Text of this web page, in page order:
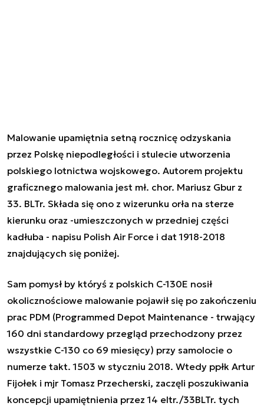
Malowanie upamiętnia setną rocznicę odzyskania
przez Polskę niepodległości i stulecie utworzenia
polskiego lotnictwa wojskowego. Autorem projektu
graficznego malowania jest mł. chor. Mariusz Gbur z
33. BLTr. Składa się ono z wizerunku orła na sterze
kierunku oraz -umieszczonych w przedniej części
kadłuba - napisu Polish Air Force i dat 1918-2018
znajdujących się poniżej.
Sam pomysł by któryś z polskich C-130E nosił
okolicznościowe malowanie pojawił się po zakończeniu
prac PDM (Programmed Depot Maintenance - trwający
160 dni standardowy przegląd przechodzony przez
wszystkie C-130 co 69 miesięcy) przy samolocie o
numerze takt. 1503 w styczniu 2018. Wtedy ppłk Artur
Fijołek i mjr Tomasz Przecherski, zaczęli poszukiwania
koncepcji upamiętnienia przez 14 eltr./33BLTr. tych